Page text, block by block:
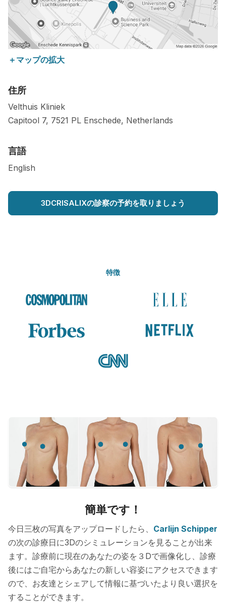
＋マップの拡大
住所
Velthuis Kliniek
Capitool 7, 7521 PL Enschede, Netherlands
言語
English
3DCRISALIXの診察の予約を取りましょう
特徴
簡単です！
今日三枚の写真をアップロードしたら、 Carlijn Schipper
の次の診療日に3Dのシミュレーションを見ることが出来
ます。診療前に現在のあなたの姿を３Dで画像化し、診療
後にはご自宅からあなたの新しい容姿にアクセスできます
ので、お友達とシェアして情報に基づいたより良い選択を
することができます。